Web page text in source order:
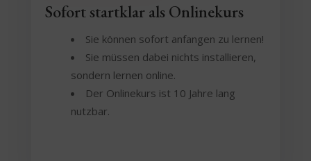
Sofort startklar als Onlinekurs
Sie können sofort anfangen zu lernen!
Sie müssen dabei nichts installieren,
sondern lernen online.
Der Onlinekurs ist 10 Jahre lang
nutzbar.